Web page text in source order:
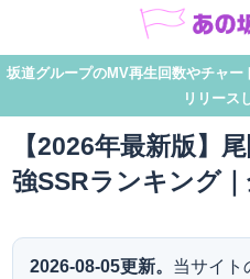
坂道グループのMV再生回数やチャ
リリース
【2026年最新版】
強SSRランキング
2026-08-05更新。 当サイト